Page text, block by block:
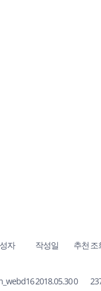
자 작성일 추천 조
2018.05.300